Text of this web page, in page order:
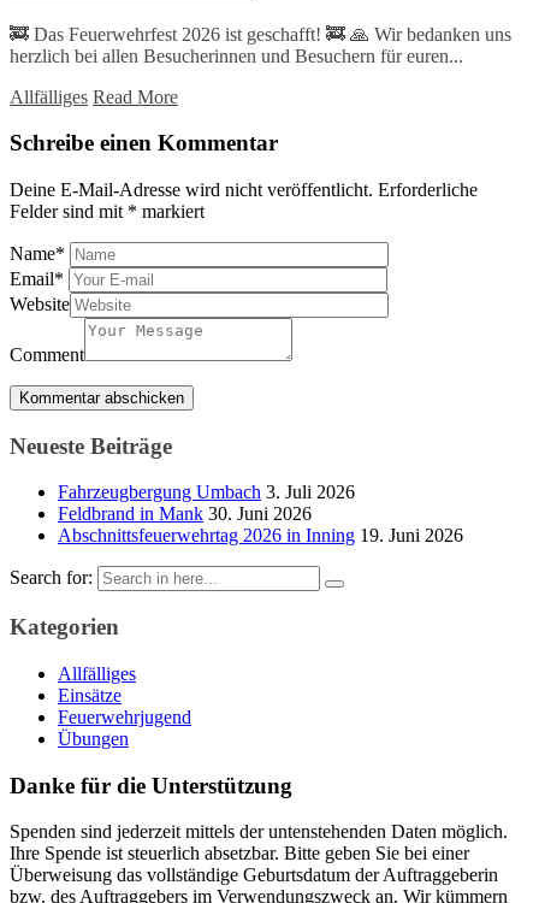
🚒 Das Feuerwehrfest 2026 ist geschafft! 🚒 🙏 Wir bedanken uns
herzlich bei allen Besucherinnen und Besuchern für euren...
Allfälliges Read More
Schreibe einen Kommentar
Deine E-Mail-Adresse wird nicht veröffentlicht. Erforderliche
Felder sind mit * markiert
Name*
Email*
Website
Comment
Neueste Beiträge
Fahrzeugbergung Umbach 3. Juli 2026
Feldbrand in Mank 30. Juni 2026
Abschnittsfeuerwehrtag 2026 in Inning 19. Juni 2026
Search for:
Kategorien
Allfälliges
Einsätze
Feuerwehrjugend
Übungen
Danke für die Unterstützung
Spenden sind jederzeit mittels der untenstehenden Daten möglich.
Ihre Spende ist steuerlich absetzbar. Bitte geben Sie bei einer
Überweisung das vollständige Geburtsdatum der Auftraggeberin
bzw. des Auftraggebers im Verwendungszweck an. Wir kümmern